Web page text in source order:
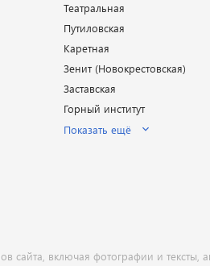
сайта, включая фотографии и тексты,
Театральная
Путиловская
Каретная
Зенит (Новокрестовская)
Заставская
Горный институт
Показать ещё